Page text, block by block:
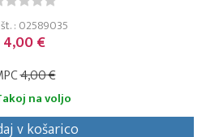
: 02589035
4,00 €
4,00 €
na voljo
v košarico